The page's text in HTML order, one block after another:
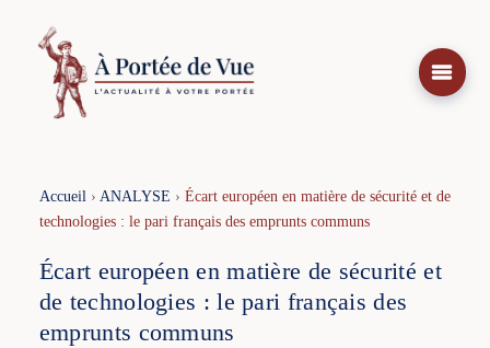
contenu
Accueil› ANALYSE › Écart européen en matière de sécurité et de
technologies : le pari français des emprunts communs
Écart européen en matière de sécurité et
de technologies : le pari français des
emprunts communs